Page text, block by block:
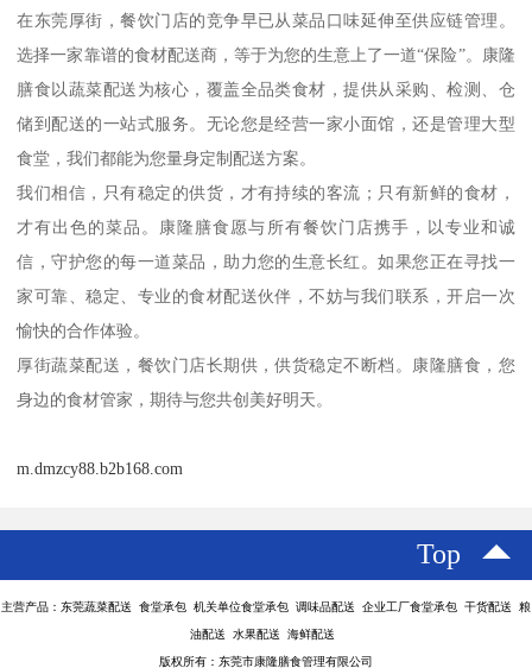
在东莞厚街，餐饮门店的竞争早已从菜品口味延伸至供应链管理。
选择一家靠谱的食材配送商，等于为您的生意上了一道“保险”。康隆
膳食以蔬菜配送为核心，覆盖全品类食材，提供从采购、检测、仓
储到配送的一站式服务。无论您是经营一家小面馆，还是管理大型
食堂，我们都能为您量身定制配送方案。
我们相信，只有稳定的供货，才有持续的客流；只有新鲜的食材，
才有出色的菜品。康隆膳食愿与所有餐饮门店携手，以专业和诚
信，守护您的每一道菜品，助力您的生意长红。如果您正在寻找一
家可靠、稳定、专业的食材配送伙伴，不妨与我们联系，开启一次
愉快的合作体验。
厚街蔬菜配送，餐饮门店长期供，供货稳定不断档。康隆膳食，您
身边的食材管家，期待与您共创美好明天。
m.dmzcy88.b2b168.com
Top
主营产品：东莞蔬菜配送 食堂承包 机关单位食堂承包 调味品配送 企业工厂食堂承包 干货配送 粮
油配送 水果配送 海鲜配送
版权所有：东莞市康隆膳食管理有限公司